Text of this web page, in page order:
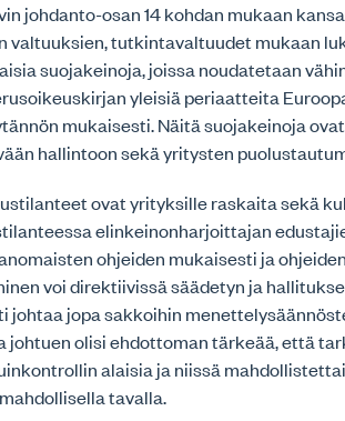
johdanto-osan 14 kohdan mukaan
valtuuksien, tutkintavaltuudet mukaan
suojakeinoja, joissa noudatetaan
yleisiä periaatteita
mukaisesti. Näitä suojakeinoja
hallintoon sekä yritysten
ovat yrityksille raskaita sekä
elinkeinonharjoittajan
ohjeiden mukaisesti ja
voi direktiivissä säädetyn ja
johtaa jopa sakkoihin
johtuen olisi ehdottoman tärkeää, että
alaisia ja niissä
tavalla.